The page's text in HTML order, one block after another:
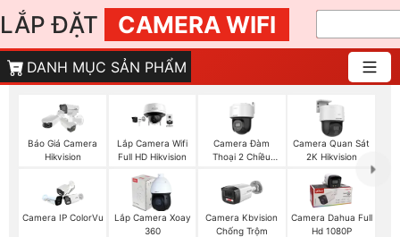
LẮP ĐẶT CAMERA WIFI
DANH MỤC SẢN PHẨM
Báo Giá Camera
Hikvision
Lắp Camera Wifi
Full HD Hikvision
Camera Đàm
Thoại 2 Chiều
Camera Quan Sát
2K Hikvision
Camera IP ColorVu
Lắp Camera Xoay
360
Camera Kbvision
Chống Trộm
Camera Dahua Full
Hd 1080P